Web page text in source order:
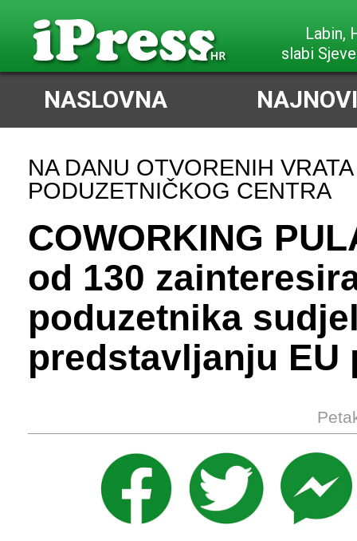
Labin,
slabi
NASLOVNA
NA DANU OTVORENIH VRATA
PODUZETNIČKOG CENTRA
COWORKING
od 130
poduzetnika
predstavljanju EU